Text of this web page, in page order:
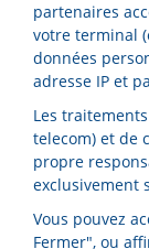
partenaires
votre terminal
données
adresse IP et
Les
telecom) et de
propre
exclusivement
Vous pouvez
Fermer", ou